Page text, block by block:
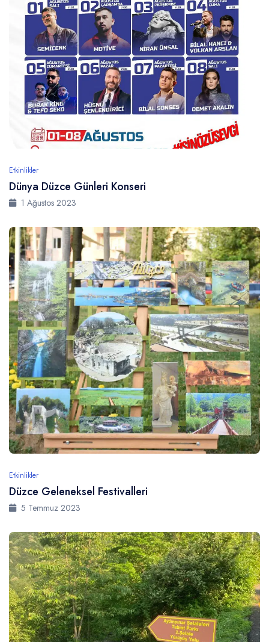
Etkinlikler
Dünya Düzce Günleri Konseri
1 Ağustos 2023
Etkinlikler
Düzce Geleneksel Festivalleri
5 Temmuz 2023